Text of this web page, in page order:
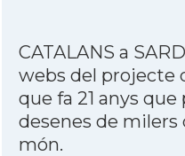
CATALANS a
webs del projecte
que fa 21 anys
desenes de milers
món.